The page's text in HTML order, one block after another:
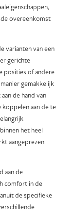
overeenkomst
varianten van een
gerichte
posities of andere
gemakkelijk
de hand van
aan de te
het heel
aangeprezen
aan de
comfort in de
de specifieke